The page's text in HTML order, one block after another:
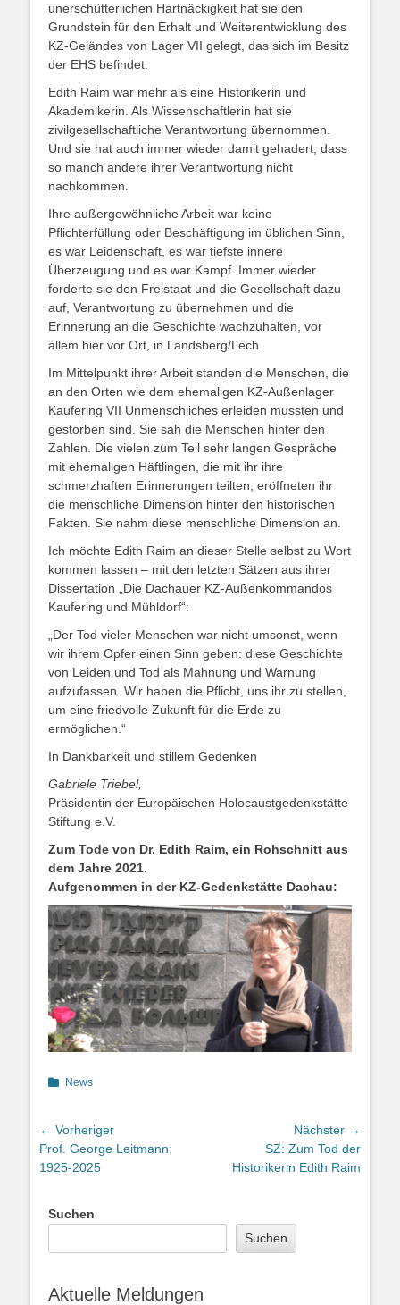
unerschütterlichen Hartnäckigkeit hat sie den
Grundstein für den Erhalt und Weiterentwicklung des
KZ-Geländes von Lager VII gelegt, das sich im Besitz
der EHS befindet.
Edith Raim war mehr als eine Historikerin und
Akademikerin. Als Wissenschaftlerin hat sie
zivilgesellschaftliche Verantwortung übernommen.
Und sie hat auch immer wieder damit gehadert, dass
so manch andere ihrer Verantwortung nicht
nachkommen.
Ihre außergewöhnliche Arbeit war keine
Pflichterfüllung oder Beschäftigung im üblichen Sinn,
es war Leidenschaft, es war tiefste innere
Überzeugung und es war Kampf. Immer wieder
forderte sie den Freistaat und die Gesellschaft dazu
auf, Verantwortung zu übernehmen und die
Erinnerung an die Geschichte wachzuhalten, vor
allem hier vor Ort, in Landsberg/Lech.
Im Mittelpunkt ihrer Arbeit standen die Menschen, die
an den Orten wie dem ehemaligen KZ-Außenlager
Kaufering VII Unmenschliches erleiden mussten und
gestorben sind. Sie sah die Menschen hinter den
Zahlen. Die vielen zum Teil sehr langen Gespräche
mit ehemaligen Häftlingen, die mit ihr ihre
schmerzhaften Erinnerungen teilten, eröffneten ihr
die menschliche Dimension hinter den historischen
Fakten. Sie nahm diese menschliche Dimension an.
Ich möchte Edith Raim an dieser Stelle selbst zu Wort
kommen lassen – mit den letzten Sätzen aus ihrer
Dissertation „Die Dachauer KZ-Außenkommandos
Kaufering und Mühldorf“:
„Der Tod vieler Menschen war nicht umsonst, wenn
wir ihrem Opfer einen Sinn geben: diese Geschichte
von Leiden und Tod als Mahnung und Warnung
aufzufassen. Wir haben die Pflicht, uns ihr zu stellen,
um eine friedvolle Zukunft für die Erde zu
ermöglichen.“
In Dankbarkeit und stillem Gedenken
Gabriele Triebel,
Präsidentin der Europäischen Holocaustgedenkstätte
Stiftung e.V.
Zum Tode von Dr. Edith Raim, ein Rohschnitt aus
dem Jahre 2021.
Aufgenommen in der KZ-Gedenkstätte Dachau:
Kategorien
News
Beitragsnavigation
← Vorheriger
Vorheriger
Beitrag:
Prof. George Leitmann:
1925-2025
Nächster →
Beitrag:
SZ: Zum Tod der
Historikerin Edith Raim
Suchen
Suchen
Aktuelle Meldungen